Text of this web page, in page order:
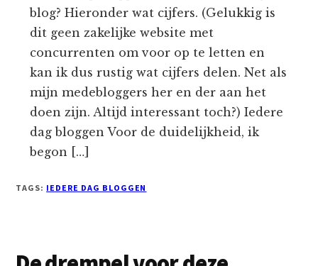
blog? Hieronder wat cijfers. (Gelukkig is
dit geen zakelijke website met
concurrenten om voor op te letten en
kan ik dus rustig wat cijfers delen. Net als
mijn medebloggers her en der aan het
doen zijn. Altijd interessant toch?) Iedere
dag bloggen Voor de duidelijkheid, ik
begon […]
TAGS: IEDERE DAG BLOGGEN